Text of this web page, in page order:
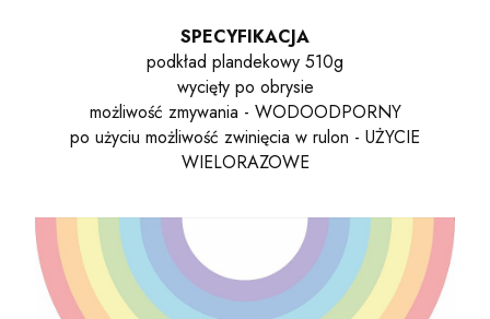
SPECYFIKACJA
podkład plandekowy 510g
wycięty po obrysie
możliwość zmywania - WODOODPORNY
po użyciu możliwość zwinięcia w rulon - UŻYCIE
WIELORAZOWE